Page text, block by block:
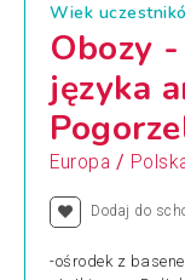
Wiek
Obozy
języka
Europa /
Dodaj do
-ośrodek z